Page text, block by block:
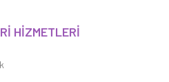
HİZMETLERİ